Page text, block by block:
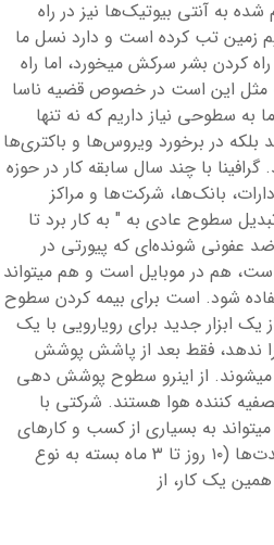
به آنتی بیوتیک‌ها نیز در راه
زمین تب کرده است و دارد نسل ما
کردن بشر سرکش میخورد، اما راه
مثل این است در خصوص قضیه ناسا
بزنیم. ما به سطوحی نیاز داریم که نه تنها
در برخورد ویروس‌ها و باکتری‌ها
با چند سال سابقه کار در حوزه
بانک‌ها، شرکت‌ها و مراکز
سطوح عادی به " به کار برد تا
عفونی شونده‌ای که پیورتی در
هم در موبایل است و هم میتواند
شود. است برای بیمه کردن سطوح
ابزار جدید برای رویارویی با یک
ندهد، فقط بعد از پاشش پوشش
از اینرو سطوح پوشش دهی
کننده هوا هستند. شرکتی با
به بسیاری از کسب و کارهای
بحران زده خدمتی ارائه دهد تا لااقل سطوح محیط کاری را برای مدت‌ها (۱۰ روز تا ۳ ماه بسته به نوع
یک کار، از